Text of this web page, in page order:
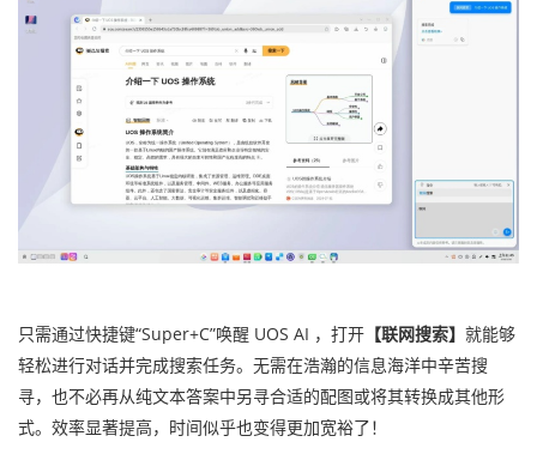
只需通过快捷键“Super+C”唤醒 UOS AI ，打开 【联网搜索】 就能够
轻松进行对话并完成搜索任务。无需在浩瀚的信息海洋中辛苦搜
寻，也不必再从纯文本答案中另寻合适的配图或将其转换成其他形
式。效率显著提高，时间似乎也变得更加宽裕了！